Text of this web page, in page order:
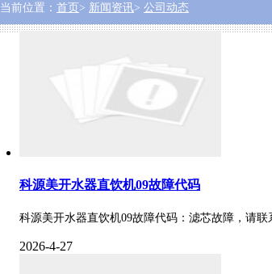
当前位置： 首页 > 新闻资讯> 公司动态
科源美开水器直饮机09故障代码
科源美开水器直饮机09故障代码：滤芯故障，请联
2026-4-27